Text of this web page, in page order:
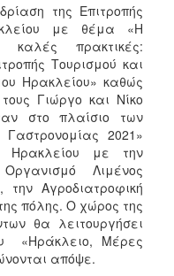
της Επιτροπής
με θέμα «Η
καλές πρακτικές:
Τουρισμού και
Ηρακλείου» καθώς
Γιώργο και Νίκο
στο πλαίσιο των
2021»
Ηρακλείου με την
Λιμένος
Αγροδιατροφική
πόλης. Ο χώρος της
θα λειτουργήσει
«Ηράκλειο, Μέρες
απόψε.